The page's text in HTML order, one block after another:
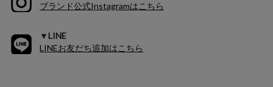
ブランド公式Instagramはこちら
▼LINE
LINEお友だち追加はこちら